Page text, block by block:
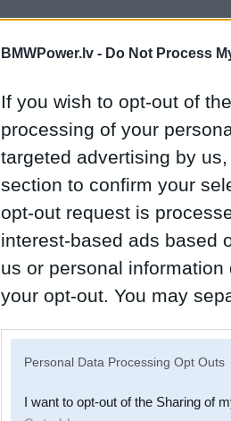
BMWPower.lv - Do Not Process
If you wish to opt-out of
processing of your
targeted advertising by
section to confirm your
opt-out request is
interest-based ads based
us or personal
your opt-out. You may
Downstream Participants
Personal Data Processing Opt Outs
I want to opt-out of the Sharing of